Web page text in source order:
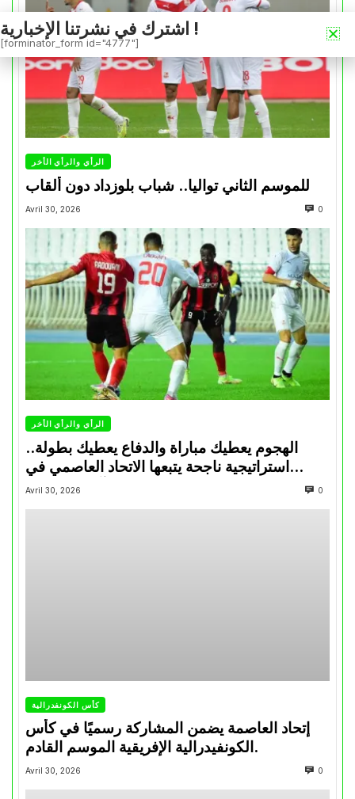
الرأي والرأي الأخر
للموسم الثاني تواليا.. شباب بلوزداد دون ألقاب
Avril 30, 2026 0
الرأي والرأي الأخر
الهجوم يعطيك مباراة والدفاع يعطيك بطولة..
استراتيجية ناجحة يتبعها الاتحاد العاصمي في
تتويجاته آخر السنوات
Avril 30, 2026 0
كأس الكونفدرالية
إتحاد العاصمة يضمن المشاركة رسميًا في كأس
الكونفيدرالية الإفريقية الموسم القادم.
Avril 30, 2026 0
اشترك في نشرتنا الإخبارية !
[forminator_form id="4777"]